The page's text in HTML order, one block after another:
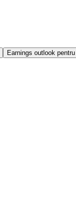
Earnings outlook